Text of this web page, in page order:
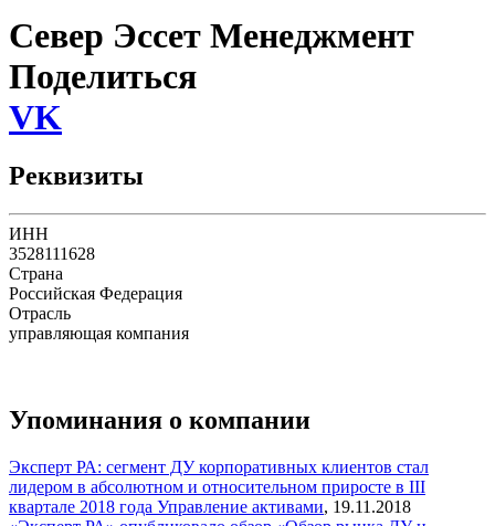
Север Эссет Менеджмент
Поделиться
VK
Реквизиты
ИНН
3528111628
Страна
Российская Федерация
Отрасль
управляющая компания
Упоминания о компании
Эксперт РА: сегмент ДУ корпоративных клиентов стал
лидером в абсолютном и относительном приросте в III
квартале 2018 года Управление активами, 19.11.2018